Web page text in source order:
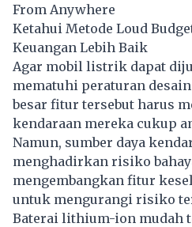
From Anywhere
Ketahui Metode Loud
Keuangan Lebih Baik
Agar mobil listrik dapat
mematuhi peraturan
besar fitur tersebut harus
kendaraan mereka cukup
Namun, sumber daya
menghadirkan risiko
mengembangkan fitur
untuk mengurangi risiko
Baterai lithium-ion mudah